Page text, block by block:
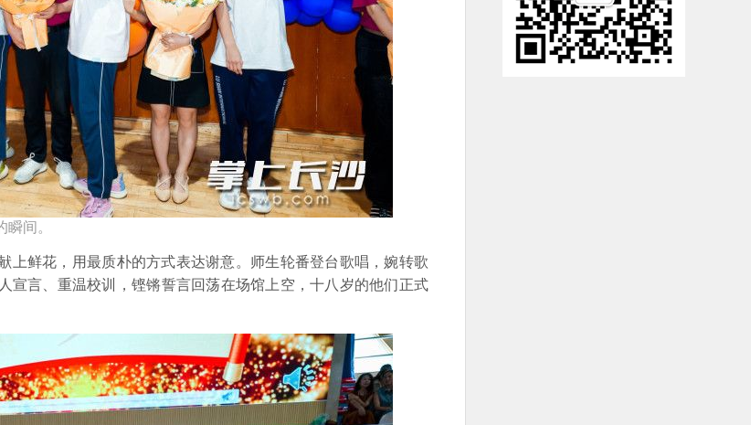
间。
上鲜花，用最质朴的方式表达谢意。师生轮番登台歌唱，婉转歌
言、重温校训，铿锵誓言回荡在场馆上空，十八岁的他们正式